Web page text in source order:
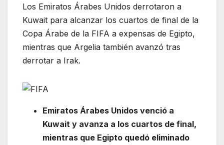
Los Emiratos Árabes Unidos derrotaron a
Kuwait para alcanzar los cuartos de final de la
Copa Árabe de la FIFA a expensas de Egipto,
mientras que Argelia también avanzó tras
derrotar a Irak.
Emiratos Árabes Unidos venció a
Kuwait y avanza a los cuartos de final,
mientras que Egipto quedó eliminado